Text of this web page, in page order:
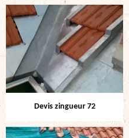
Devis zingueur 72